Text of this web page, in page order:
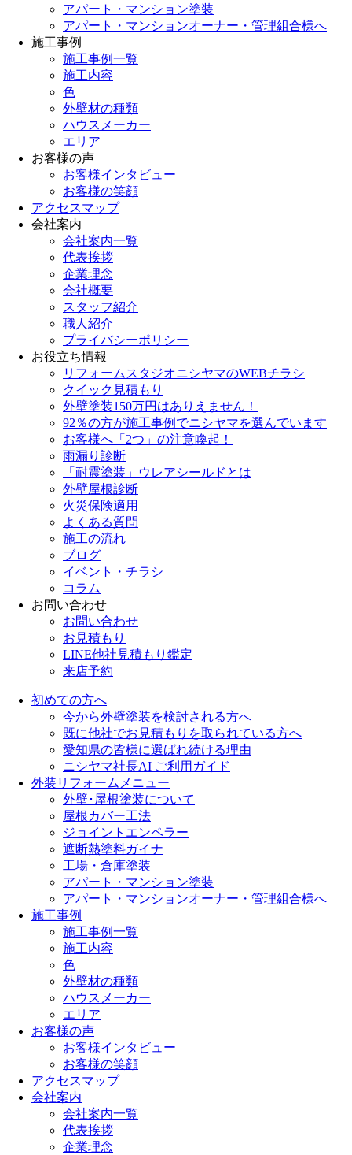
アパート・マンション塗装
アパート・マンションオーナー・管理組合様へ
施工事例
施工事例一覧
施工内容
色
外壁材の種類
ハウスメーカー
エリア
お客様の声
お客様インタビュー
お客様の笑顔
アクセスマップ
会社案内
会社案内一覧
代表挨拶
企業理念
会社概要
スタッフ紹介
職人紹介
プライバシーポリシー
お役立ち情報
リフォームスタジオニシヤマのWEBチラシ
クイック見積もり
外壁塗装150万円はありえません！
92％の方が施工事例でニシヤマを選んでいます
お客様へ「2つ」の注意喚起！
雨漏り診断
「耐震塗装」ウレアシールドとは
外壁屋根診断
火災保険適用
よくある質問
施工の流れ
ブログ
イベント・チラシ
コラム
お問い合わせ
お問い合わせ
お見積もり
LINE他社見積もり鑑定
来店予約
初めての方へ
今から外壁塗装を検討される方へ
既に他社でお見積もりを取られている方へ
愛知県の皆様に選ばれ続ける理由
ニシヤマ社長AI ご利用ガイド
外装リフォームメニュー
外壁･屋根塗装について
屋根カバー工法
ジョイントエンペラー
遮断熱塗料ガイナ
工場・倉庫塗装
アパート・マンション塗装
アパート・マンションオーナー・管理組合様へ
施工事例
施工事例一覧
施工内容
色
外壁材の種類
ハウスメーカー
エリア
お客様の声
お客様インタビュー
お客様の笑顔
アクセスマップ
会社案内
会社案内一覧
代表挨拶
企業理念